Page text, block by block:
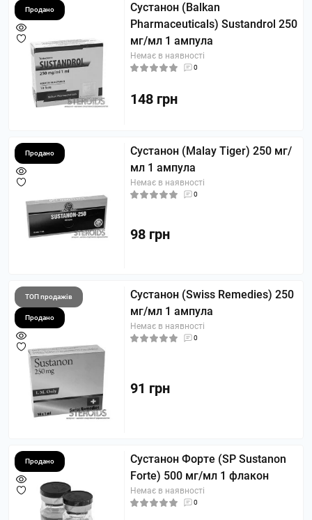
Продано
Сустанон (Balkan
Pharmaceuticals) Sustandrol 250
мг/мл 1 ампула
Немає в наявності
0
148 грн
Продано
Сустанон (Malay Tiger) 250 мг/
мл 1 ампула
Немає в наявності
0
98 грн
ТОП продажів
Продано
Сустанон (Swiss Remedies) 250
мг/мл 1 ампула
Немає в наявності
0
91 грн
Продано
Сустанон Форте (SP Sustanon
Forte) 500 мг/мл 1 флакон
Немає в наявності
0